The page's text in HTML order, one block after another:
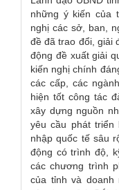
những ý kiến của
nghị các sở, ban,
đề đã trao đổi, giải
động đề xuất giải
kiến nghị chính
các cấp, các
hiện tốt công tác
xây dựng nguồn
yêu cầu phát
nhập quốc tế sâu
động có trình độ,
các chương trình
của tỉnh và doanh